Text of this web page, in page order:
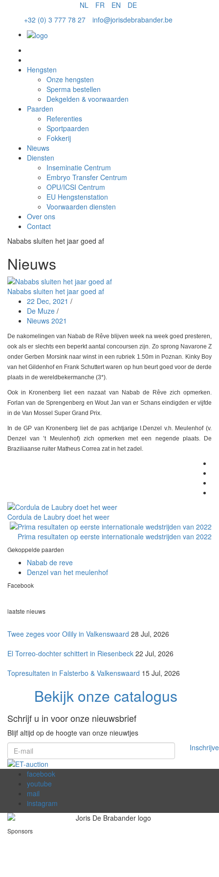
NL FR EN
DE
+32 (0) 3 777 78 27
info@jorisdebrabander.be
Hengsten
Onze hengsten
Sperma bestellen
Dekgelden & voorwaarden
Paarden
Referenties
Sportpaarden
Fokkerij
Nieuws
Diensten
Inseminatie Centrum
Embryo Transfer Centrum
OPU/ICSI Centrum
EU Hengstenstation
Voorwaarden diensten
Over ons
Contact
Nababs sluiten het jaar goed af
Nieuws
Nababs sluiten het jaar goed af
22 Dec, 2021 /
De Muze /
Nieuws 2021
De nakomelingen van Nabab de Rêve blijven week na week goed presteren,
ook als er slechts een beperkt aantal concoursen zijn. Zo sprong Navarone Z
onder Gerben Morsink naar winst in een rubriek 1.50m in Poznan. Kinky Boy
van het Gildenhof en Frank Schuttert waren op hun beurt goed voor de derde
plaats in de wereldbekermanche (3*).
Ook in Kronenberg liet een nazaat van Nabab de Rêve zich opmerken.
Forlan van de Sprengenberg en Wout Jan van er Schans eindigden er vijfde
in de Van Mossel Super Grand Prix.
In de GP van Kronenberg liet de pas achtjarige I.Denzel v.h. Meulenhof (v.
Denzel van ’t Meulenhof) zich opmerken met een negende plaats. De
Braziliaanse ruiter Matheus Correa zat in het zadel.
Cordula de Laubry doet het weer
Prima resultaten op eerste internationale wedstrijden van 2022
Gekoppelde paarden
Nabab de reve
Denzel van het meulenhof
Facebook
laatste nieuws
Twee zeges voor Oilily in Valkenswaard 28 Jul, 2026
El Torreo-dochter schittert in Riesenbeck 22 Jul, 2026
Topresultaten in Falsterbo & Valkenswaard 15 Jul, 2026
Bekijk onze catalogus
Schrijf u in voor onze nieuwsbrief
Blijf altijd op de hoogte van onze nieuwtjes
facebook
youtube
mail
instagram
Sponsors